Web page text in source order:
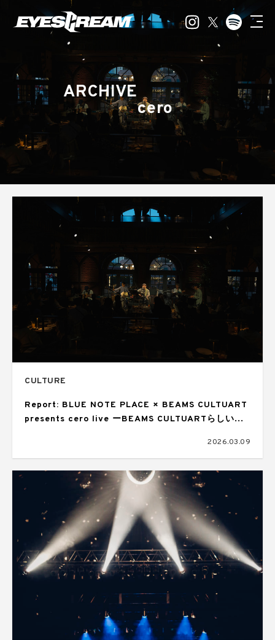
ARCHIVE
cero
CULTURE
Report: BLUE NOTE PLACE × BEAMS CULTUART
presents cero live ーBEAMS CULTUARTらしい音
2026.03.09